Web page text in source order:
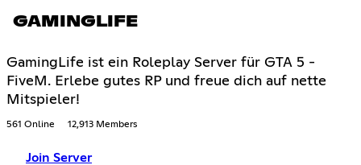
GAMINGLIFE
GamingLife ist ein Roleplay Server für GTA 5 -
FiveM. Erlebe gutes RP und freue dich auf nette
Mitspieler!
561 Online 12,913 Members
Join Server